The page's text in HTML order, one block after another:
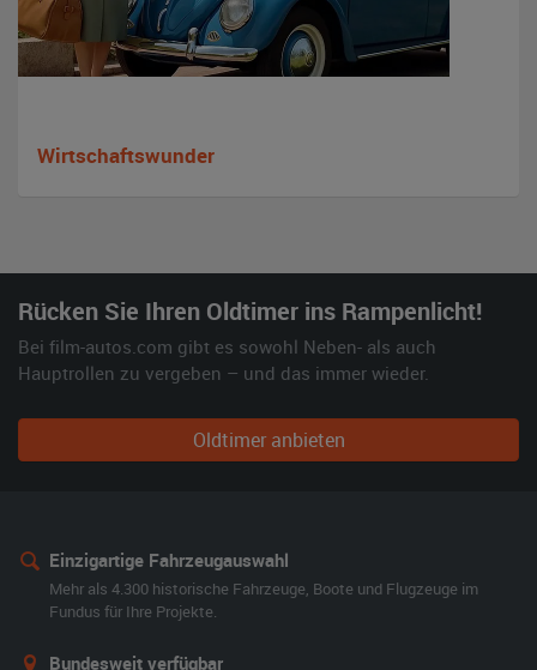
Wirtschaftswunder
Rücken Sie Ihren Oldtimer ins Rampenlicht!
Bei film-autos.com gibt es sowohl Neben- als auch
Hauptrollen zu vergeben – und das immer wieder.
Oldtimer anbieten
Einzigartige Fahrzeugauswahl
Mehr als 4.300 historische Fahrzeuge, Boote und Flugzeuge im
Fundus für Ihre Projekte.
Bundesweit verfügbar